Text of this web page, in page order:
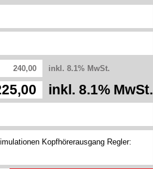
240,00 inkl. 8.1% MwSt.
inkl. 8.1% MwSt.
Kopfhörerausgang Regler: